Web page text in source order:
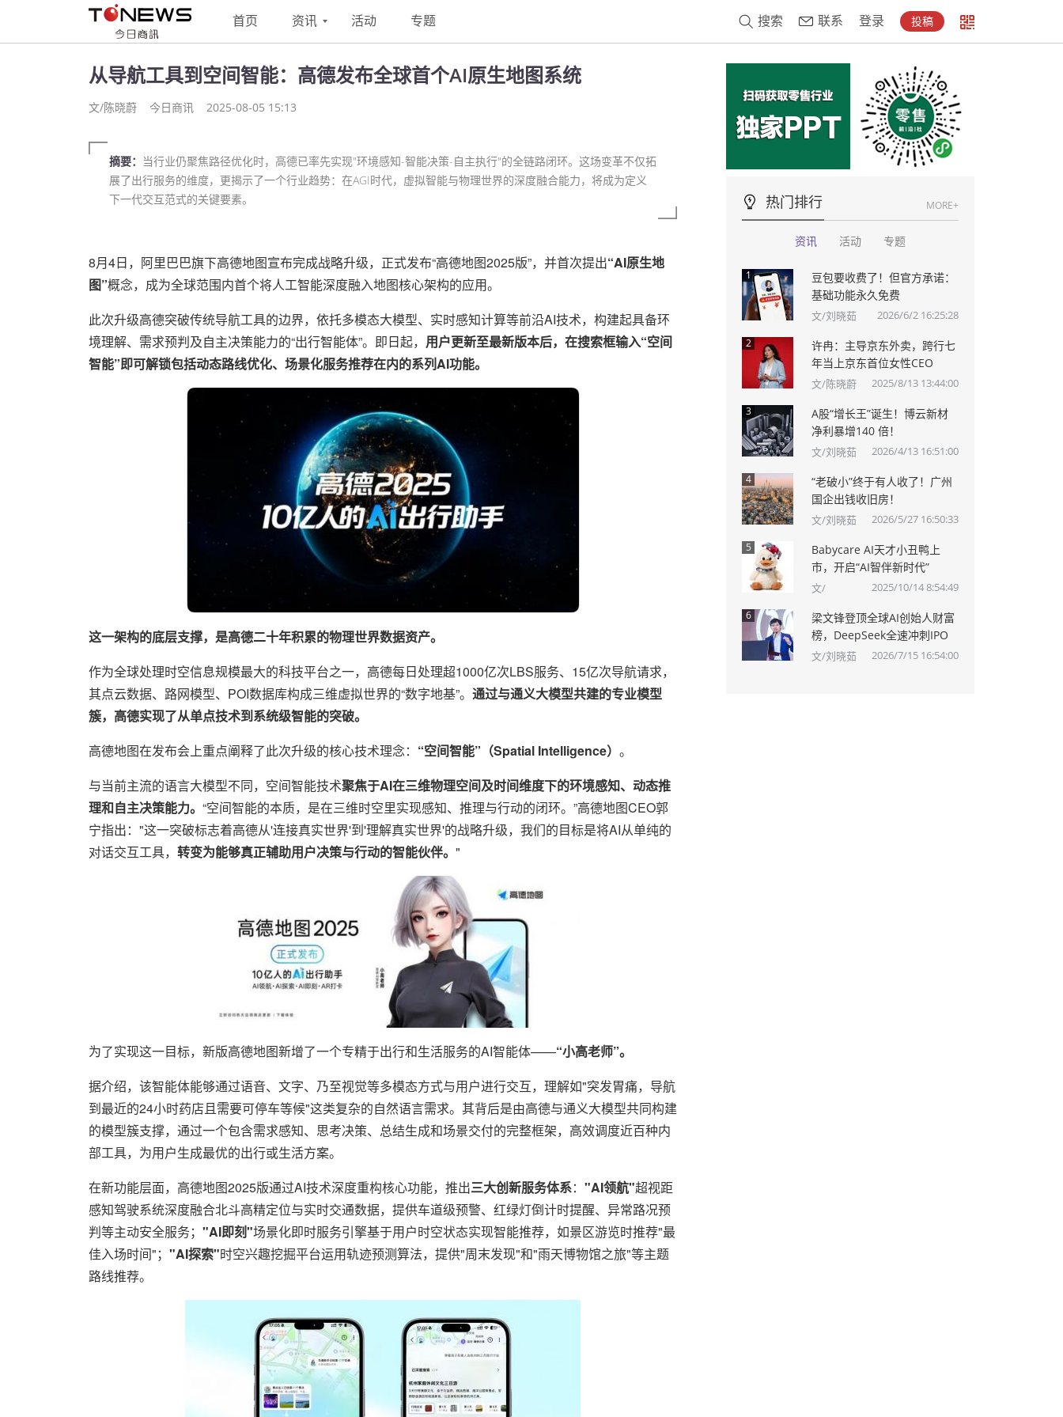
首页 资讯 活动 专题 搜索 联系 登录 投稿
从导航工具到空间智能：高德发布全球首个AI原生地图系统
文/陈晓蔚 今日商讯 2025-08-05 15:13
摘要： 当行业仍聚焦路径优化时，高德已率先实现"环境感知-智能决策-自主执行"的全链路闭环。这场变革不仅拓
展了出行服务的维度，更揭示了一个行业趋势：在AGI时代，虚拟智能与物理世界的深度融合能力，将成为定义
下一代交互范式的关键要素。
8月4日，阿里巴巴旗下高德地图宣布完成战略升级，正式发布“高德地图2025版”，并首次提出“AI原生地
图”概念，成为全球范围内首个将人工智能深度融入地图核心架构的应用。
此次升级高德突破传统导航工具的边界，依托多模态大模型、实时感知计算等前沿AI技术，构建起具备环
境理解、需求预判及自主决策能力的“出行智能体”。即日起， 用户更新至最新版本后，在搜索框输入“空间
智能”即可解锁包括动态路线优化、场景化服务推荐在内的系列AI功能。
这一架构的底层支撑，是高德二十年积累的物理世界数据资产。
作为全球处理时空信息规模最大的科技平台之一，高德每日处理超1000亿次LBS服务、15亿次导航请求，
其点云数据、路网模型、POI数据库构成三维虚拟世界的“数字地基”。 通过与通义大模型共建的专业模型
簇，高德实现了从单点技术到系统级智能的突破。
高德地图在发布会上重点阐释了此次升级的核心技术理念： “空间智能”（Spatial Intelligence） 。
与当前主流的语言大模型不同，空间智能技术聚焦于AI在三维物理空间及时间维度下的环境感知、动态推
理和自主决策能力。 “空间智能的本质，是在三维时空里实现感知、推理与行动的闭环。”高德地图CEO郭
宁指出："这一突破标志着高德从'连接真实世界'到'理解真实世界'的战略升级，我们的目标是将AI从单纯的
对话交互工具， 转变为能够真正辅助用户决策与行动的智能伙伴。 "
为了实现这一目标，新版高德地图新增了一个专精于出行和生活服务的AI智能体——“小高老师”。
据介绍，该智能体能够通过语音、文字、乃至视觉等多模态方式与用户进行交互，理解如"突发胃痛，导航
到最近的24小时药店且需要可停车等候"这类复杂的自然语言需求。其背后是由高德与通义大模型共同构建
的模型簇支撑，通过一个包含需求感知、思考决策、总结生成和场景交付的完整框架，高效调度近百种内
部工具，为用户生成最优的出行或生活方案。
在新功能层面，高德地图2025版通过AI技术深度重构核心功能，推出三大创新服务体系： "AI领航"超视距
感知驾驶系统深度融合北斗高精定位与实时交通数据，提供车道级预警、红绿灯倒计时提醒、异常路况预
判等主动安全服务； "AI即刻"场景化即时服务引擎基于用户时空状态实现智能推荐，如景区游览时推荐"最
佳入场时间"； "AI探索"时空兴趣挖掘平台运用轨迹预测算法，提供"周末发现"和"雨天博物馆之旅"等主题
路线推荐。
热门排行 MORE+
资讯 活动 专题
1
豆包要收费了！但官方承诺：
基础功能永久免费
文/刘晓茹 2026/6/2 16:25:28
2
许冉：主导京东外卖，跨行七
年当上京东首位女性CEO
文/陈晓蔚 2025/8/13 13:44:00
3
A股“增长王”诞生！博云新材
净利暴增140 倍！
文/刘晓茹 2026/4/13 16:51:00
4
“老破小”终于有人收了！广州
国企出钱收旧房！
文/刘晓茹 2026/5/27 16:50:33
5
Babycare AI天才小丑鸭上
市，开启“AI智伴新时代”
文/ 2025/10/14 8:54:49
6
梁文锋登顶全球AI创始人财富
榜，DeepSeek全速冲刺IPO
文/刘晓茹 2026/7/15 16:54:00